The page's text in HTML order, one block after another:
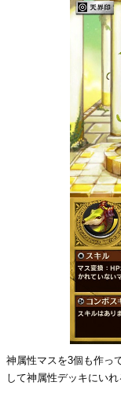
神属性マスを3個も作っ
して神属性デッキにいれ